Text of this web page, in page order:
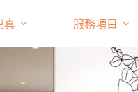
真 服務項目